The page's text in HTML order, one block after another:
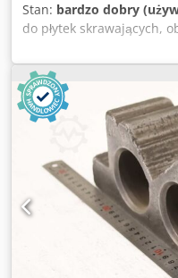
Stan: bardzo dobry
do płytek skrawających,
skrawających, uchwyt
tokarka z uchwytem
– uchwyt narzędziowy do
Dedpfszp Hxiox Ap Iswa -
sztuki dostępne -Cena:
170/60/H60 mm -Waga: